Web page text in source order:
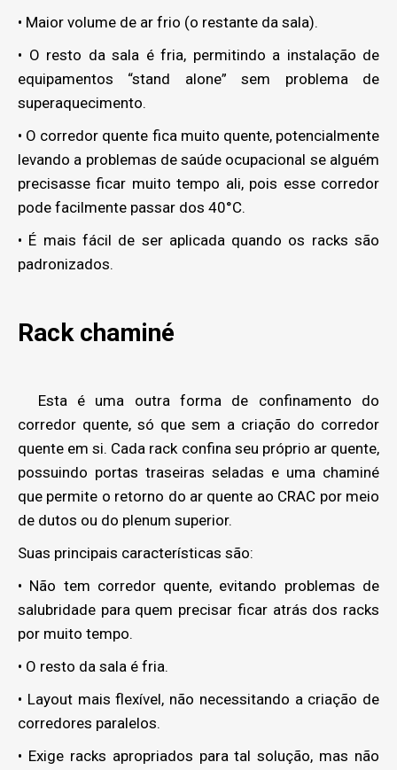
• Maior volume de ar frio (o restante da sala).
• O resto da sala é fria, permitindo a instalação de
equipamentos “stand alone” sem problema de
superaquecimento.
• O corredor quente fica muito quente, potencialmente
levando a problemas de saúde ocupacional se alguém
precisasse ficar muito tempo ali, pois esse corredor
pode facilmente passar dos 40°C.
• É mais fácil de ser aplicada quando os racks são
padronizados.
Rack chaminé
Esta é uma outra forma de confinamento do
corredor quente, só que sem a criação do corredor
quente em si. Cada rack confina seu próprio ar quente,
possuindo portas traseiras seladas e uma chaminé
que permite o retorno do ar quente ao CRAC por meio
de dutos ou do plenum superior.
Suas principais características são:
• Não tem corredor quente, evitando problemas de
salubridade para quem precisar ficar atrás dos racks
por muito tempo.
• O resto da sala é fria.
• Layout mais flexível, não necessitando a criação de
corredores paralelos.
• Exige racks apropriados para tal solução, mas não